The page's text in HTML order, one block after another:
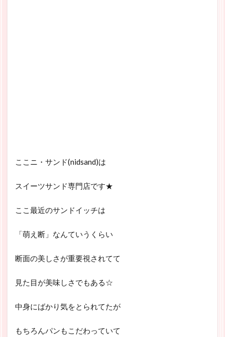
ここニ・サンド(nidsand)は
スイーツサンド専門店です★
ここ最近のサンドイッチは
「萌え断」なんていうくらい
断面の美しさが重要視されてて
見た目が美味しさでもある☆
中身にばかり気をとられてたが
もちろんパンもこだわっていて